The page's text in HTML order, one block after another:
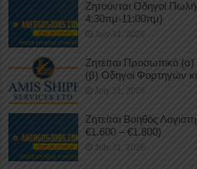
Ζητούνται Οδηγοί
4:30πμ-11:00πμ)
July 31, 2026
Ζητείται Προσωπικό
(β) Οδηγοί Φορτηγών
July 31, 2026
Ζητείται Βοηθός
€1.600 – €1.800)
July 31, 2026